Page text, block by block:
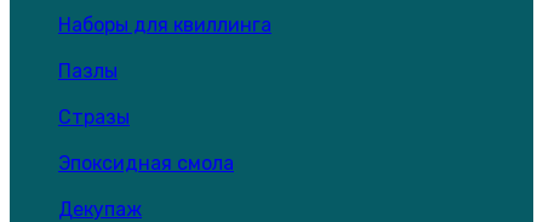
Наборы для квиллинга
Пазлы
Стразы
Эпоксидная смола
Декупаж